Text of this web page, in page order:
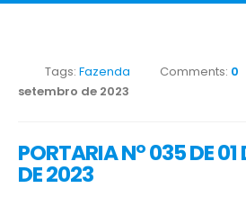
Tags: Fazenda Comments: 0
setembro de 2023
PORTARIA Nº 035 DE 01
DE 2023